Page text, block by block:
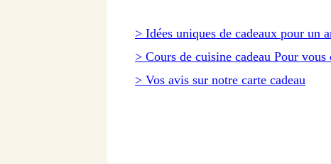
> Idées uniques de cadeaux pour un
> Cours de cuisine cadeau Pour
> Vos avis sur notre carte cadeau